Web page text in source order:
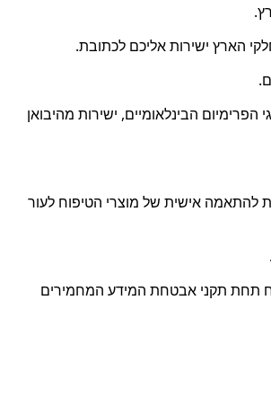
הארץ ישירות אליכם לכתובת.
הפרימיום הבינלאומיים, ישירות מהיבואן
להתאמה אישית של מוצרי הטיפוח לעור
תחת תקני אבטחת המידע המחמירים